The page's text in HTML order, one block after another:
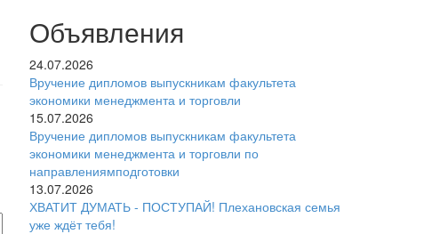
Объявления
24.07.2026
Вручение дипломов выпускникам факультета
экономики менеджмента и торговли
15.07.2026
Вручение дипломов выпускникам факультета
экономики менеджмента и торговли по
направлениямподготовки
13.07.2026
ХВАТИТ ДУМАТЬ - ПОСТУПАЙ! Плехановская семья
уже ждёт тебя!